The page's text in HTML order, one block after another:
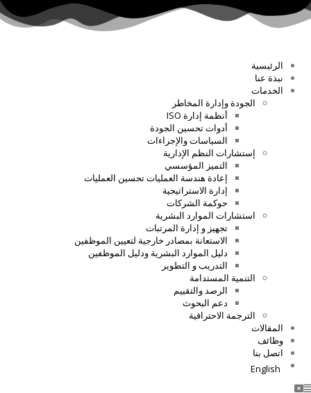
الرئيسية
نبذة عنا
الخدمات
الجودة وإدارة المخاطر
أنظمة إدارة ISO
أدوات تحسين الجودة
السياسات والإجراءات
إستشارات النظم الإدارية
التميز المؤسسي
إعادة هندسة العمليات تحسين العمليات
إدارة الاستراتيجية
حوكمة الشركات
استشارات الموارد البشرية
تجهيز و إدارة المرتبات
الاستعانة بمصادر خارجية لتعيين الموظفين
دليل الموارد البشرية ودليل الموظفين
التدريب و التطوير
التنمية المستدامة
الرصد والتقييم
دعم البحوث
الترجمة الاحترافية
المقالات
وظائف
اتصل بنا
English